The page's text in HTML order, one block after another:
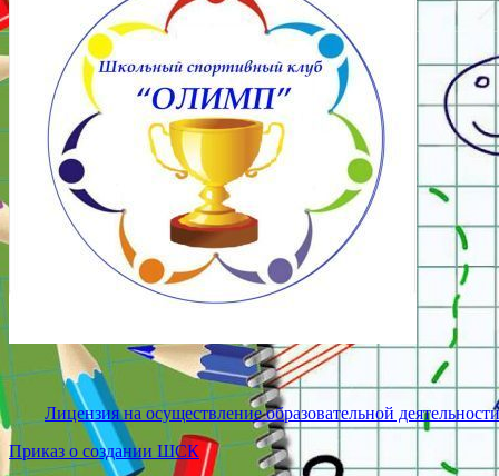
Лицензия на осуществление образовательной
Приказ о создании ШСК